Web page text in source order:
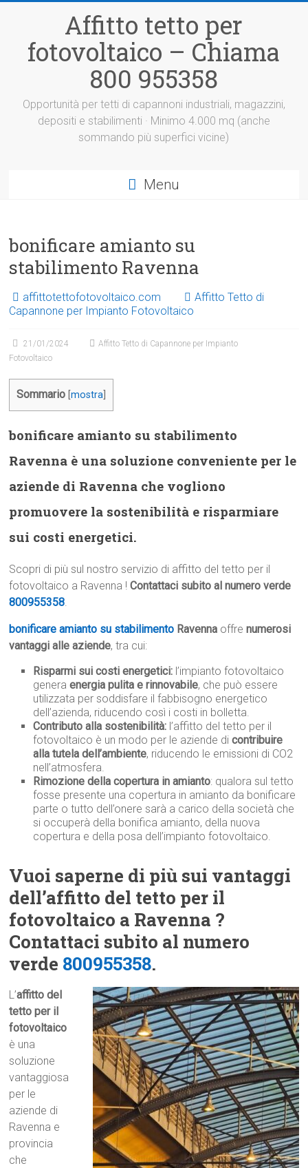
Affitto tetto per
fotovoltaico – Chiama
800 955358
Opportunità per tetti di capannoni industriali, magazzini,
depositi e stabilimenti · Minimo 4.000 mq (anche
sommando più superfici vicine)
Menu
bonificare amianto su
stabilimento Ravenna
affittotettofotovoltaico.com
Affitto Tetto di
Capannone per Impianto Fotovoltaico
21/01/2024
Affitto Tetto di Capannone per Impianto
Fotovoltaico
Sommario [mostra
bonificare amianto su stabilimento
Ravenna è una soluzione conveniente per le
aziende di Ravenna che vogliono
promuovere la sostenibilità e risparmiare
sui costi energetici.
Scopri di più sul nostro servizio di affitto del tetto per il
fotovoltaico a Ravenna !Contattaci subito al numero verde
800955358.
bonificare amianto su stabilimento Ravenna offrenumerosi
vantaggi alle aziende, tra cui:
Risparmi sui costi energetici: l’impianto fotovoltaico
generaenergia pulita e rinnovabile, che può essere
utilizzata per soddisfare il fabbisogno energetico
dell’azienda, riducendo così i costi in bolletta.
Contributo alla sostenibilità: l’affitto del tetto per il
fotovoltaico è un modo per le aziende dicontribuire
alla tutela dell’ambiente, riducendo le emissioni di CO2
nell’atmosfera.
Rimozione della copertura in amianto: qualora sul tetto
fosse presente una copertura in amianto da bonificare
parte o tutto dell’onere sarà a carico della società che
si occuperà della bonifica amianto, della nuova
copertura e della posa dell’impianto fotovoltaico.
Vuoi saperne di più sui vantaggi
dell’affitto del tetto per il
fotovoltaico a Ravenna ?
Contattaci subito al numero
verde 800955358.
L’affitto del
tetto per il
fotovoltaico
è una
soluzione
vantaggiosa
per le
aziende di
Ravenna e
provincia
che